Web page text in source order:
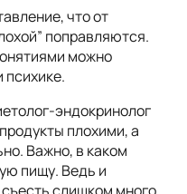
что от
поправляются.
можно
эндокринолог
плохими, а
Важно, в каком
пищу. Ведь и